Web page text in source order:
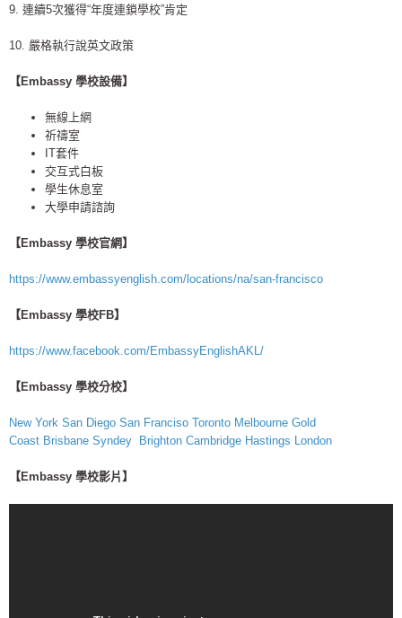
9. 連續5次獲得“年度連鎖學校”肯定
10. 嚴格執行說英文政策
【Embassy 學校設備】
無線上網
祈禱室
IT套件
交互式白板
學生休息室
大學申請諮詢
【Embassy 學校官網】
https://www.embassyenglish.com/locations/na/san-francisco
【Embassy 學校FB】
https://www.facebook.com/EmbassyEnglishAKL/
【Embassy 學校分校】
New York San Diego San Franciso Toronto Melbourne Gold
Coast Brisbane Syndey Brighton Cambridge Hastings London
【Embassy 學校影片】